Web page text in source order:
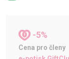
-5%
Cena pro členy